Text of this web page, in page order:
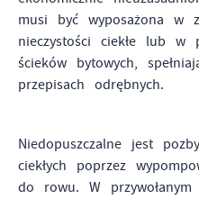
musi być wyposażona w
nieczystości ciekłe lub w
ścieków bytowych,
przepisach odrębnych.
Niedopuszczalne jest
ciekłych poprzez
do rowu. W
Cookies analityczne
zakresie wykorzystywania
częstotliwości, z jaką
Dane pozwalają nam na
internetowych pod względem
pliki cookies gwarantuje
funkcjonalności.
Więcej
Reklamowe
partnerów.
Promocyjne pliki cookies